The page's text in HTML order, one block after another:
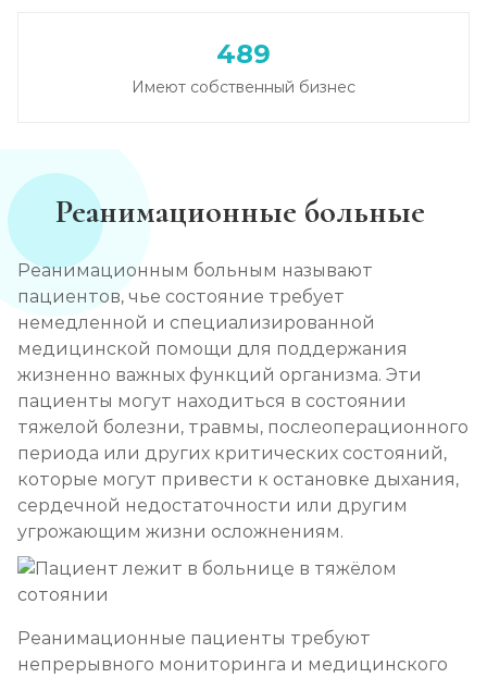
489
Имеют собственный бизнес
Реанимационные больные
Реанимационным больным называют
пациентов, чье состояние требует
немедленной и специализированной
медицинской помощи для поддержания
жизненно важных функций организма. Эти
пациенты могут находиться в состоянии
тяжелой болезни, травмы, послеоперационного
периода или других критических состояний,
которые могут привести к остановке дыхания,
сердечной недостаточности или другим
угрожающим жизни осложнениям.
Реанимационные пациенты требуют
непрерывного мониторинга и медицинского